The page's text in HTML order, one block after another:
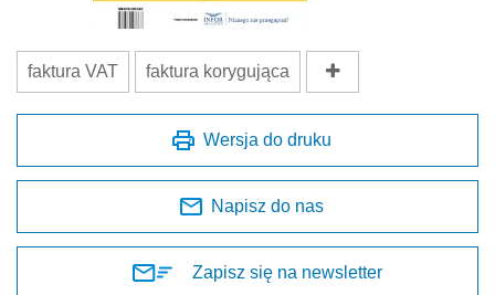
faktura VAT faktura korygująca
Wersja do druku
Napisz do nas
Zapisz się na newsletter